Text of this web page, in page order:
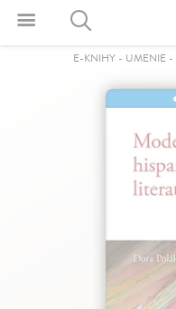
E-KNIHY- UMENIE-